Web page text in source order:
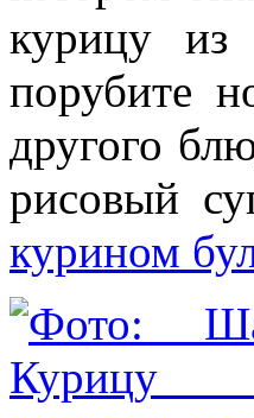
курицу из
порубите
другого
рисовый
курином